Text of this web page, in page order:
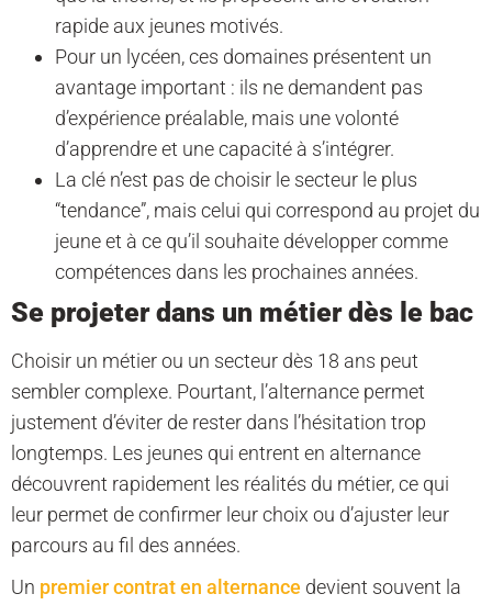
rapide aux jeunes motivés.
Pour un lycéen, ces domaines présentent un
avantage important : ils ne demandent pas
d’expérience préalable, mais une volonté
d’apprendre et une capacité à s’intégrer.
La clé n’est pas de choisir le secteur le plus
“tendance”, mais celui qui correspond au projet du
jeune et à ce qu’il souhaite développer comme
compétences dans les prochaines années.
Se projeter dans un métier dès le bac
Choisir un métier ou un secteur dès 18 ans peut
sembler complexe. Pourtant, l’alternance permet
justement d’éviter de rester dans l’hésitation trop
longtemps. Les jeunes qui entrent en alternance
découvrent rapidement les réalités du métier, ce qui
leur permet de confirmer leur choix ou d’ajuster leur
parcours au fil des années.
Un premier contrat en alternance devient souvent la